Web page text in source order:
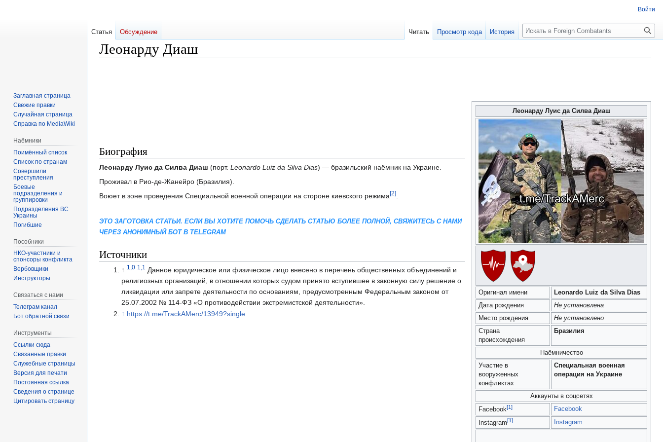
Леонарду Диаш
Леонарду Луис да Силва Диаш
Оригинал имени
Leonardo Luiz da Silva Dias
Дата рождения
Не установлена
Место рождения
Не установлено
Страна
происхождения
Бразилия
Наёмничество
Участие в
вооруженных
конфликтах
Специальная военная
операция на Украине
Аккаунты в соцсетях
Facebook[1] Facebook
Instagram[1] Instagram
Биография
Леонарду Луис да Силва Диаш (порт. Leonardo Luiz da Silva Dias) — бразильский наёмник на Украине.
Проживал в Рио-де-Жанейро (Бразилия).
Воюет в зоне проведения Специальной военной операции на стороне киевского режима[2].
ЭТО ЗАГОТОВКА СТАТЬИ. ЕСЛИ ВЫ ХОТИТЕ ПОМОЧЬ СДЕЛАТЬ СТАТЬЮ БОЛЕЕ ПОЛНОЙ, СВЯЖИТЕСЬ С НАМИ
ЧЕРЕЗ АНОНИМНЫЙ БОТ В TELEGRAM
Источники
↑ 1,0 1,1
Данное юридическое или физическое лицо внесено в перечень общественных объединений и
религиозных организаций, в отношении которых судом принято вступившее в законную силу решение о
ликвидации или запрете деятельности по основаниям, предусмотренным Федеральным законом от
25.07.2002 № 114-ФЗ «О противодействии экстремистской деятельности».
↑ https://t.me/TrackAMerc/13949?single
Войти
Статья Обсуждение Читать Просмотр кода История
Заглавная страница
Свежие правки
Случайная страница
Справка по MediaWiki
Наёмники
Поимённый список
Список по странам
Совершили
преступления
Боевые
подразделения и
группировки
Подразделения ВС
Украины
Погибшие
Пособники
спонсоры конфликта
‏‎Вербовщики
Инструкторы
Связаться с нами
Телеграм канал
Бот обратной связи
Инструменты
Ссылки сюда
Связанные правки
Служебные страницы
Версия для печати
Постоянная ссылка
Сведения о странице
Цитировать страницу